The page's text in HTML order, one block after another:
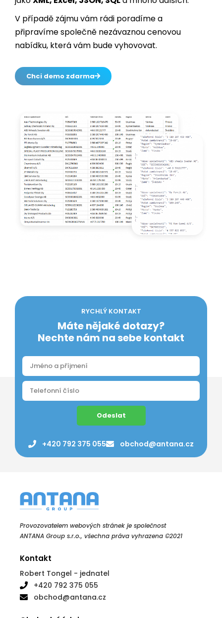
připravíme společně nezávaznou cenovou
nabídku, která vám bude vyhovovat.
Chci demo zdarma
Máte nějaké dotazy?
Nechte nám na sebe kontakt
+420 792 375 055 obchod@antana.cz
Provozovatelem webových stránek je společnost
ANTANA Group s.r.o., všechna práva vyhrazena ©2021
Kontakt
+420 792 375 055
obchod@antana.cz
Obchodní údaje